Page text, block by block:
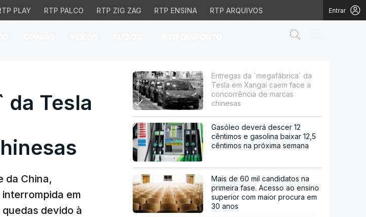
PLAY RTP PALCO RTP ZIG ZAG RTP ENSINA RTP ARQUIVOS Entrar
Tesla em Xangai caem face a
da Tesla
da China,
em
devido à
Entregas da `megafábrica` da
Tesla em Xangai caem face a
concorrência de marcas
chinesas
Gasóleo deverá descer 12
cêntimos e gasolina baixar 12,5
cêntimos na próxima semana
Mais de 60 mil candidatos na
primeira fase. Acesso ao ensino
superior com maior procura em
30 anos